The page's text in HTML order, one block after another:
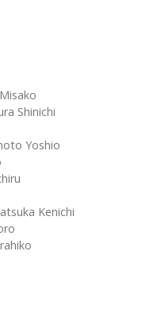
Shinichi
Yoshio
Kenichi